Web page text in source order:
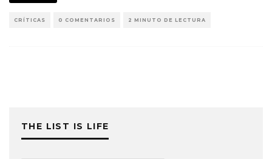
CRÍTICAS 0 COMENTARIOS 2 MINUTO DE LECTURA
THE LIST IS LIFE